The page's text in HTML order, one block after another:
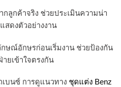
ลูกค้าจริง ช่วยประเมินความน่า
สดงตัวอย่างงาน
กษณ์อักษรก่อนเริ่มงาน ช่วยป้องกัน
ยเข้าใจตรงกัน
บนซ์ การดูแนวทาง ชุดแต่ง Benz